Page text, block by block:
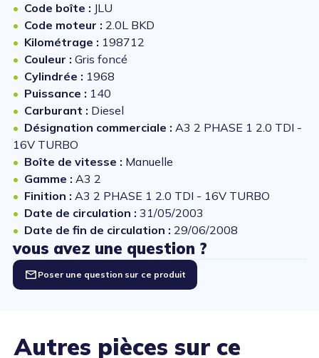
Code boîte : JLU
Code moteur : 2.0L BKD
Kilométrage : 198712
Couleur : Gris foncé
Cylindrée : 1968
Puissance : 140
Carburant : Diesel
Désignation commerciale : A3 2 PHASE 1 2.0 TDI -
16V TURBO
Boîte de vitesse : Manuelle
Gamme : A3 2
Finition : A3 2 PHASE 1 2.0 TDI - 16V TURBO
Date de circulation : 31/05/2003
Date de fin de circulation : 29/06/2008
vous avez une question ?
Poser une question sur ce produit
Autres pièces sur ce